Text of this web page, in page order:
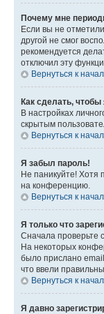
Почему мне
Если вы не
другой не смог
рекомендуется
отключил эту
Вернуться к
Как сделать,
В настройках
скрытым
Вернуться к
Я забыл пароль!
Не паникуйте! Хотя
на конференцию.
Вернуться к
Я только что
Сначала проверьте
На некоторых
было прислано
что ввели
Вернуться к
Я давно